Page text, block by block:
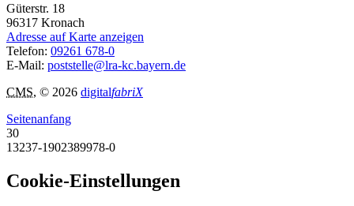
Güterstr. 18
96317 Kronach
Adresse auf Karte anzeigen
Telefon: 09261 678-0
E-Mail: poststelle@lra-kc.bayern.de
CMS, © 2026 digitalfabriX
Seitenanfang
30
13237-1902389978-0
Cookie-Einstellungen